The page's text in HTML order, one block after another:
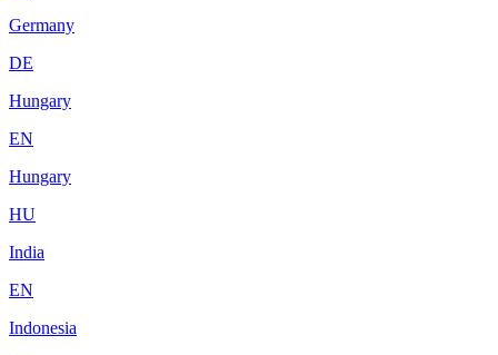
Germany
DE
Hungary
EN
Hungary
HU
India
EN
Indonesia